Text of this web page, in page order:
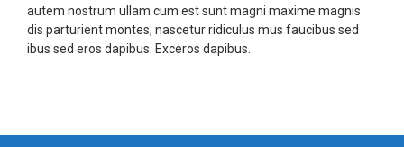
autem nostrum ullam cum est sunt magni maxime magnis
dis parturient montes, nascetur ridiculus mus faucibus sed
ibus sed eros dapibus. Exceros dapibus.